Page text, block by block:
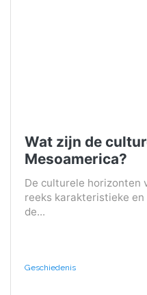
Wat zijn de
Mesoamerica?
De culturele horizonten
reeks karakteristieke
de...
Geschiedenis